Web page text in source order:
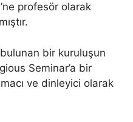
profesör olarak
bulunan bir kuruluşun
Seminar’a bir
ve dinleyici olarak